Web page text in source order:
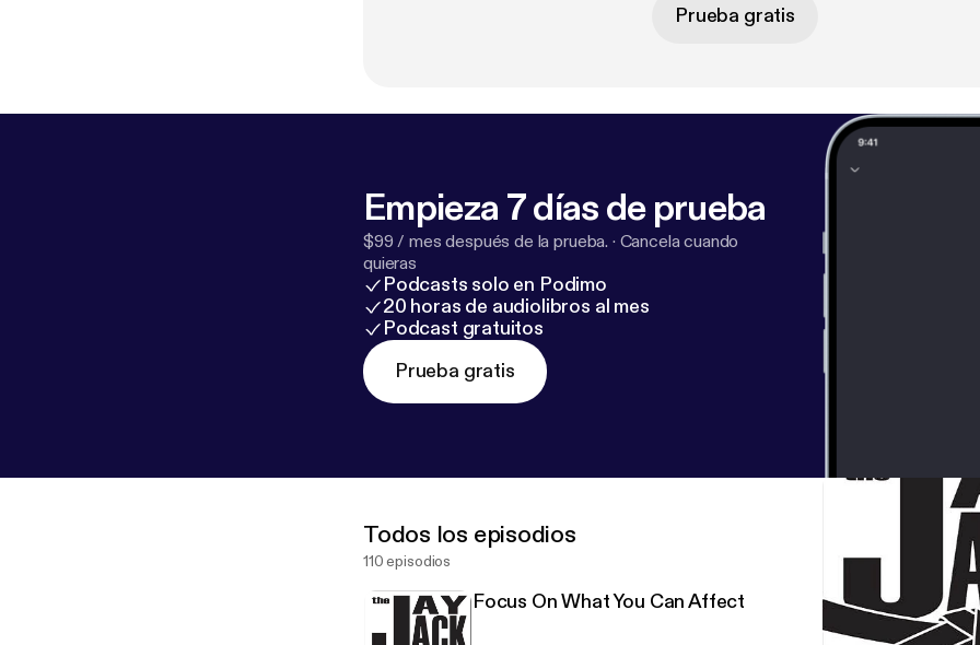
Prueba gratis
Empieza 7 días de prueba
$99 / mes después de la prueba. · Cancela cuando
quieras
Podcasts solo en Podimo
20 horas de audiolibros al mes
Podcast gratuitos
Prueba gratis
Todos los episodios
110 episodios
Focus On What You Can Affect